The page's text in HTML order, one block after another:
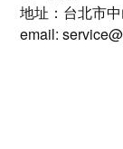
地址：台北市
email: